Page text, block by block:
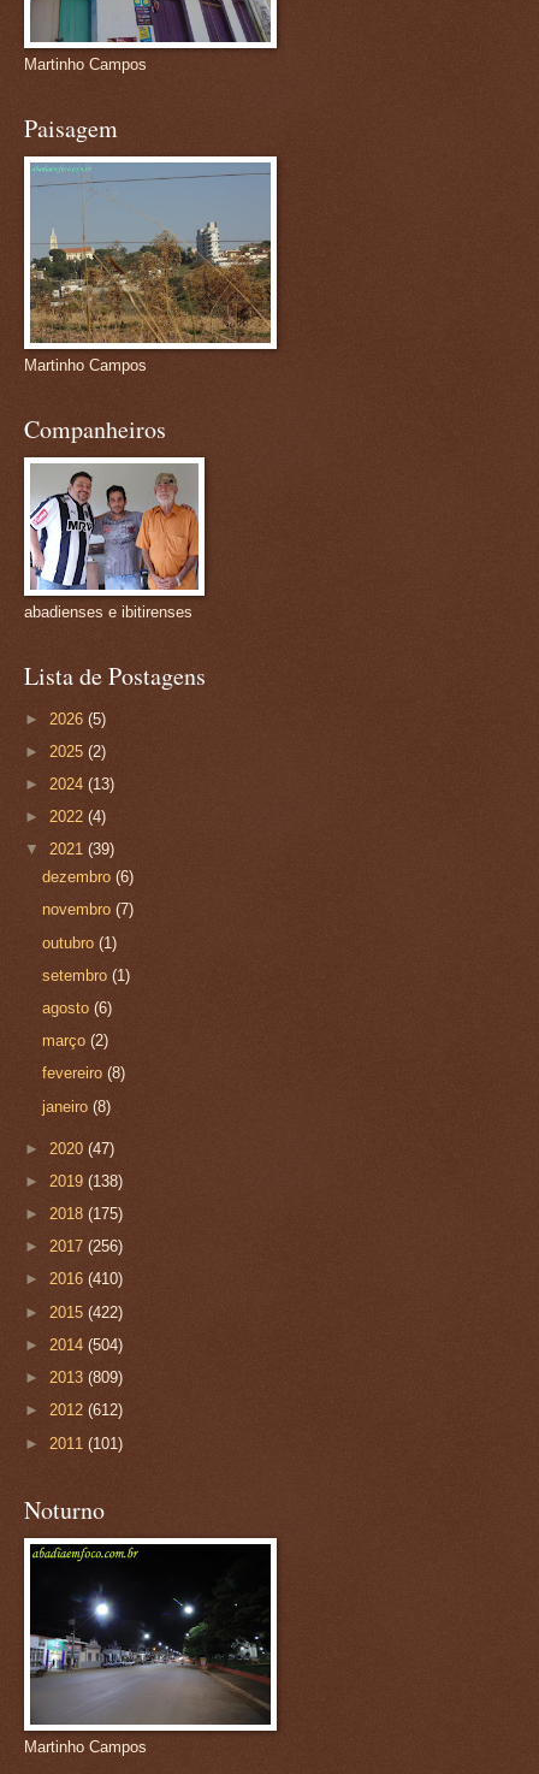
Martinho Campos
Paisagem
Martinho Campos
Companheiros
abadienses e ibitirenses
Lista de Postagens
► 2026 (5)
► 2025 (2)
► 2024 (13)
► 2022 (4)
▼ 2021 (39)
dezembro(6)
novembro(7)
outubro(1)
setembro(1)
agosto(6)
março(2)
fevereiro(8)
janeiro(8)
► 2020 (47)
► 2019 (138)
► 2018 (175)
► 2017 (256)
► 2016 (410)
► 2015 (422)
► 2014 (504)
► 2013 (809)
► 2012 (612)
► 2011 (101)
Noturno
Martinho Campos